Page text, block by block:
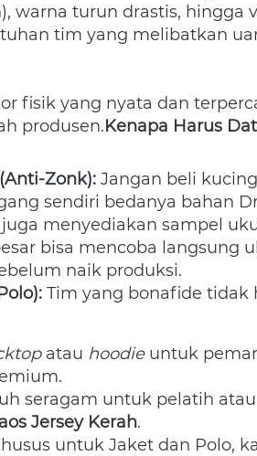
warna turun drastis, hingga
tim yang melibatkan
fisik yang nyata dan
produsen.Kenapa Harus
Zonk): Jangan beli
menyediakan sampel
bisa mencoba langsung
naik produksi.
Tim yang bonafide tidak
atau hoodie untuk
seragam untuk pelatih
Jersey Kerah.
untuk Jaket dan Polo,